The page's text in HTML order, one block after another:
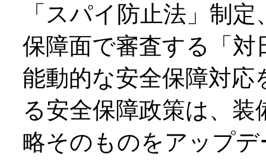
「スパイ防止法」制
保障面で審査する「対
能動的な安全保障対
る安全保障政策は、
略そのものをアップ